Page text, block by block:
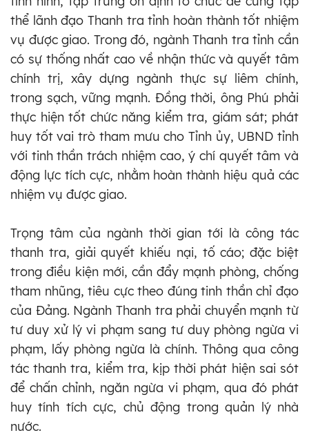
thể lãnh đạo Thanh tra tỉnh hoàn thành tốt nhiệm
vụ được giao. Trong đó, ngành Thanh tra tỉnh cần
có sự thống nhất cao về nhận thức và quyết tâm
chính trị, xây dựng ngành thực sự liêm chính,
trong sạch, vững mạnh. Đồng thời, ông Phú phải
thực hiện tốt chức năng kiểm tra, giám sát; phát
huy tốt vai trò tham mưu cho Tỉnh ủy, UBND tỉnh
với tinh thần trách nhiệm cao, ý chí quyết tâm và
động lực tích cực, nhằm hoàn thành hiệu quả các
nhiệm vụ được giao.
Trọng tâm của ngành thời gian tới là công tác
thanh tra, giải quyết khiếu nại, tố cáo; đặc biệt
trong điều kiện mới, cần đẩy mạnh phòng, chống
tham nhũng, tiêu cực theo đúng tinh thần chỉ đạo
của Đảng. Ngành Thanh tra phải chuyển mạnh từ
tư duy xử lý vi phạm sang tư duy phòng ngừa vi
phạm, lấy phòng ngừa là chính. Thông qua công
tác thanh tra, kiểm tra, kịp thời phát hiện sai sót
để chấn chỉnh, ngăn ngừa vi phạm, qua đó phát
huy tính tích cực, chủ động trong quản lý nhà
nước.